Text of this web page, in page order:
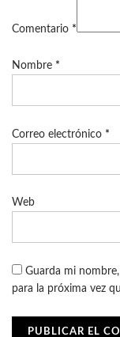
Comentario *
Nombre *
Correo electrónico *
Web
Guarda mi
para la próxima vez